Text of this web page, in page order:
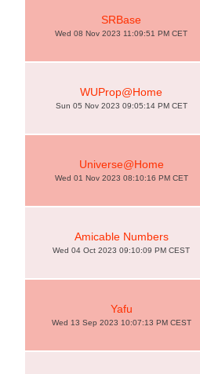
SRBase
Wed 08 Nov 2023 11:09:51 PM CET
WUProp@Home
Sun 05 Nov 2023 09:05:14 PM CET
Universe@Home
Wed 01 Nov 2023 08:10:16 PM CET
Amicable Numbers
Wed 04 Oct 2023 09:10:09 PM CEST
Yafu
Wed 13 Sep 2023 10:07:13 PM CEST